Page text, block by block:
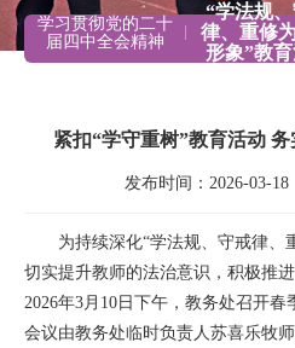
学习贯彻党的二十
届四中全会精神
“学法规
律、重修
形象”教
紧扣“学守重树”教育活动
发布时间：2026-03-
为持续深化“学法规、守戒律、
切实提升教师的法治意识，积极推
2026年3月10日下午，教务处召开春
会议由教务处临时负责人苏喜乐牧师